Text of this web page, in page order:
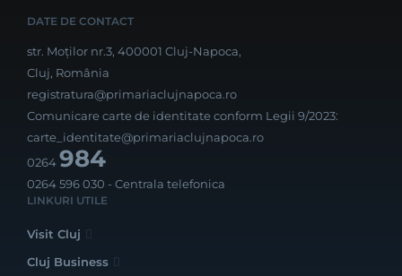
DATE DE CONTACT
str. Moților nr.3, 400001 Cluj-Napoca,
Cluj, România
registratura@primariaclujnapoca.ro
Comunicare carte de identitate conform Legii 9/2023:
carte_identitate@primariaclujnapoca.ro
0264984
0264 596 030 - Centrala telefonica
LINKURI UTILE
Visit Cluj
Cluj Business